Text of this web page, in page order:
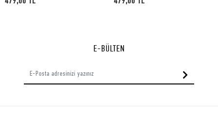
Desenli 30 x 30 cm
E-BÜLTEN